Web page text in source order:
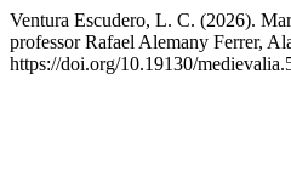
Ventura Escudero, L. C. (2026).
professor Rafael Alemany Ferrer,
https://doi.org/10.19130/